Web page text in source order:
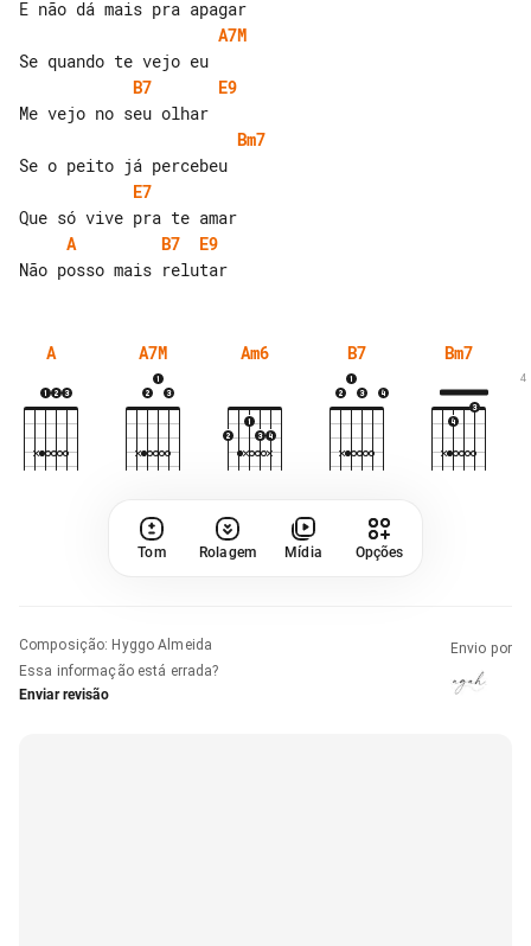
A7M
B7
E9
Bm7
E7
A
B7
E9
A A7M Am6 B7 Bm7
4
Tom Rolagem Mídia Opções
Composição: Hyggo Almeida
Essa informação está errada?
Enviar revisão
Envio por